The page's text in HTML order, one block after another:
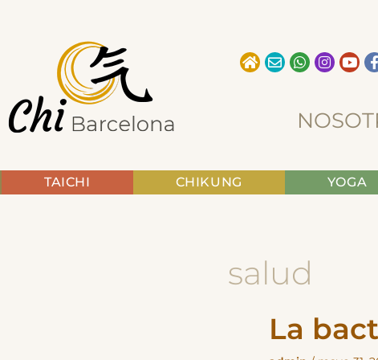
TAICHI CHIKUNG YOGA
salud
La
La
bacteria